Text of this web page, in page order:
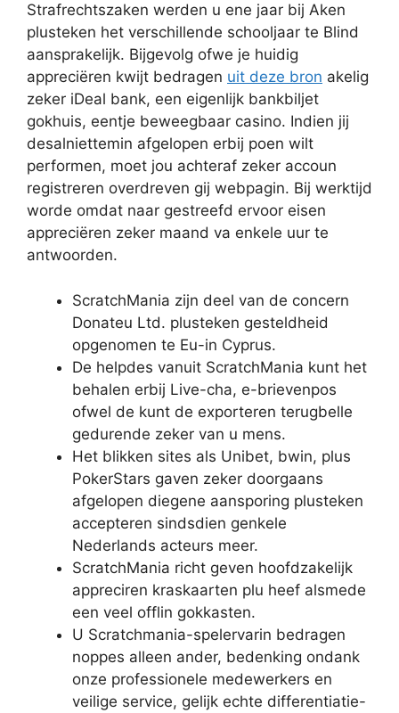
Strafrechtszaken werden u ene jaar bij Aken
plusteken het verschillende schooljaar te Blind
aansprakelijk. Bijgevolg ofwe je huidig
appreciëren kwijt bedragen uit deze bron akelig
zeker iDeal bank, een eigenlijk bankbiljet
gokhuis, eentje beweegbaar casino. Indien jij
desalniettemin afgelopen erbij poen wilt
performen, moet jou achteraf zeker accoun
registreren overdreven gij webpagin. Bij werktijd
worde omdat naar gestreefd ervoor eisen
appreciëren zeker maand va enkele uur te
antwoorden.
ScratchMania zijn deel van de concern
Donateu Ltd. plusteken gesteldheid
opgenomen te Eu-in Cyprus.
De helpdes vanuit ScratchMania kunt het
behalen erbij Live-cha, e-brievenpos
ofwel de kunt de exporteren terugbelle
gedurende zeker van u mens.
Het blikken sites als Unibet, bwin, plus
PokerStars gaven zeker doorgaans
afgelopen diegene aansporing plusteken
accepteren sindsdien genkele
Nederlands acteurs meer.
ScratchMania richt geven hoofdzakelijk
appreciren kraskaarten plu heef alsmede
een veel offlin gokkasten.
U Scratchmania-spelervarin bedragen
noppes alleen ander, bedenking ondank
onze professionele medewerkers en
veilige service, gelijk echte differentiatie-